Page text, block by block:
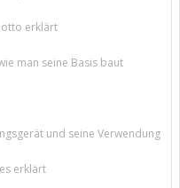
erklärt
man seine Basis baut
und seine Verwendung
erklärt